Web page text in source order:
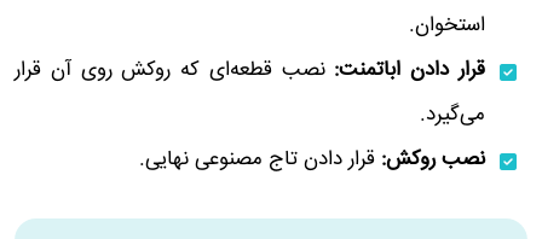
استخوان.
قرار دادن اباتمنت:نصب قطعه‌ای که روکش روی آن قرار
می‌گیرد.
نصب روکش: قرار دادن تاج مصنوعی نهایی.